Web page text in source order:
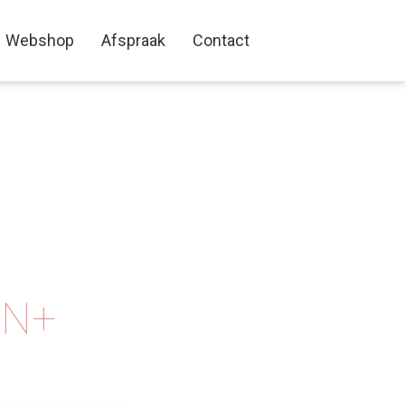
Webshop Afspraak Contact